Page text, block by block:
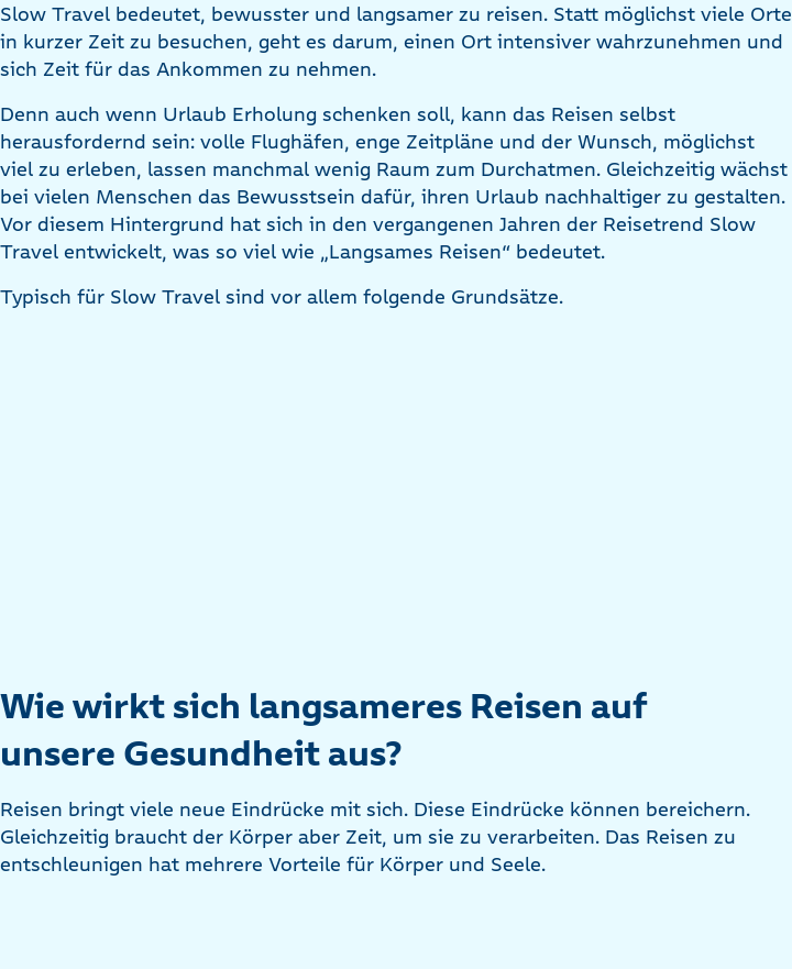
Slow Travel bedeutet, bewusster und langsamer zu reisen. Statt möglichst viele Orte
in kurzer Zeit zu besuchen, geht es darum, einen Ort intensiver wahrzunehmen und
sich Zeit für das Ankommen zu nehmen.
Denn auch wenn Urlaub Erholung schenken soll, kann das Reisen selbst
herausfordernd sein: volle Flughäfen, enge Zeitpläne und der Wunsch, möglichst
viel zu erleben, lassen manchmal wenig Raum zum Durchatmen. Gleichzeitig wächst
bei vielen Menschen das Bewusstsein dafür, ihren Urlaub nachhaltiger zu gestalten.
Vor diesem Hintergrund hat sich in den vergangenen Jahren der Reisetrend Slow
Travel entwickelt, was so viel wie „Langsames Reisen“ bedeutet.
Typisch für Slow Travel sind vor allem folgende Grundsätze.
Wie wirkt sich langsameres Reisen auf
unsere Gesundheit aus?
Reisen bringt viele neue Eindrücke mit sich. Diese Eindrücke können bereichern.
Gleichzeitig braucht der Körper aber Zeit, um sie zu verarbeiten. Das Reisen zu
entschleunigen hat mehrere Vorteile für Körper und Seele.